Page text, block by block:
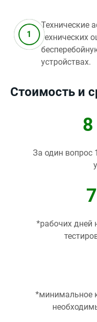
Технические
технических
устройствах.
Стоимость и
За один вопрос
*рабочих дней
*минимальное